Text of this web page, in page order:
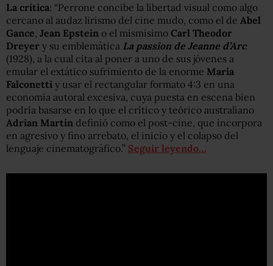
La crítica: “Perrone concibe la libertad visual como algo
cercano al audaz lirismo del cine mudo, como el de Abel
Gance Jean Epstein o el mismísimo Carl Theodor
Dreyer y su emblemática La passion de Jeanne d’Arc
(1928), a la cual cita al poner a uno de sus jóvenes a
emular el extático sufrimiento de la enorme Maria
Falconetti y usar el rectangular formato 4:3 en una
economía autoral excesiva, cuya puesta en escena bien
podría basarse en lo que el crítico y teórico australiano
Adrian Martin definió como el post-cine, que incorpora
en agresivo y fino arrebato, el inicio y el colapso del
lenguaje cinematográfico.” Seguir leyendo…